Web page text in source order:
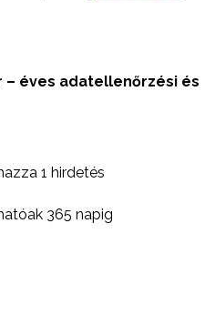
éves adatellenőrzési és
1 hirdetés
365 napig